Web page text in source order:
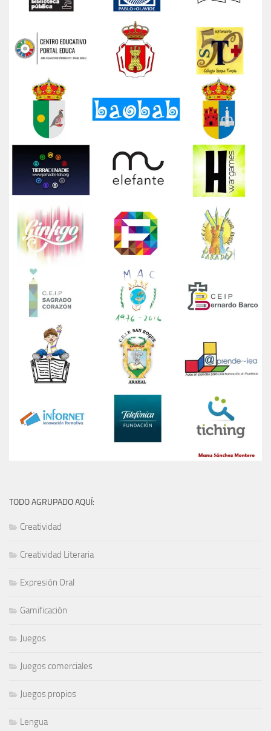
TODO AGRUPADO AQUÍ:
Creatividad
Creatividad Literaria
Expresión Oral
Gamificación
Juegos
Juegos comerciales
Juegos propios
Lengua